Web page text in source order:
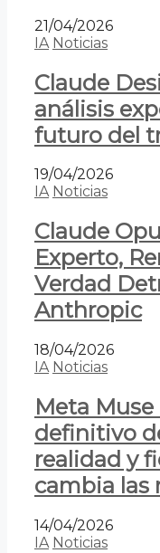
21/04/2026
IA Noticias
Claude
análisis
futuro del
19/04/2026
IA Noticias
Claude
Experto,
Verdad
Anthropic
18/04/2026
IA Noticias
Meta Muse
definitivo
realidad y
cambia las
14/04/2026
IA Noticias